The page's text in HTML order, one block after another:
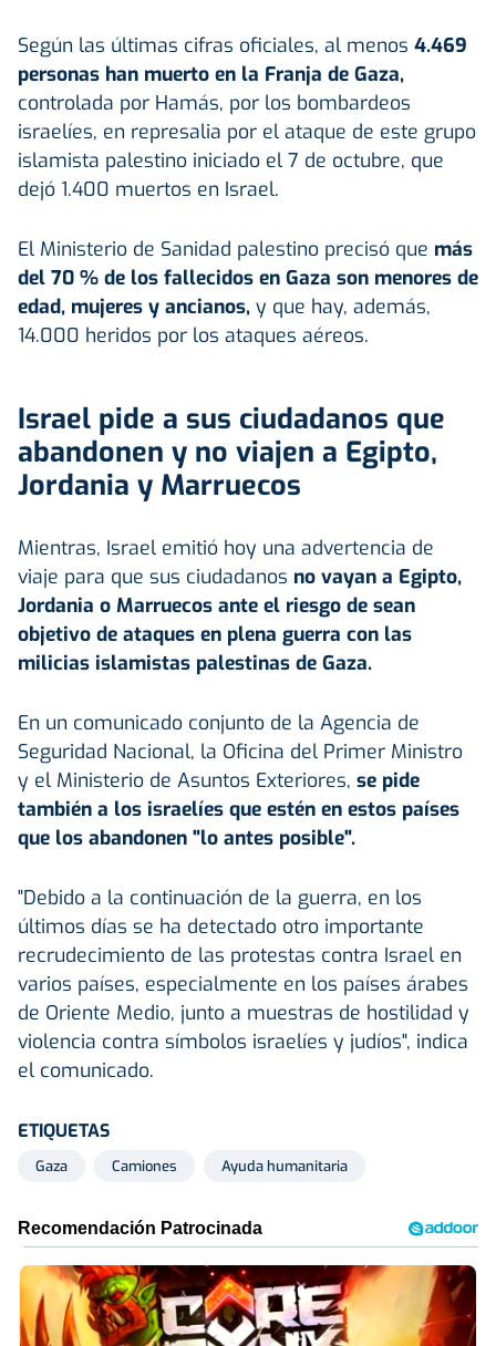
Según las últimas cifras oficiales, al menos 4.469
personas han muerto en la Franja de Gaza,
controlada por Hamás, por los bombardeos
israelíes, en represalia por el ataque de este grupo
islamista palestino iniciado el 7 de octubre, que
dejó 1.400 muertos en Israel.
El Ministerio de Sanidad palestino precisó que más
del 70 % de los fallecidos en Gaza son menores de
edad, mujeres y ancianos, y que hay, además,
14.000 heridos por los ataques aéreos.
Israel pide a sus ciudadanos que
abandonen y no viajen a Egipto,
Jordania y Marruecos
Mientras, Israel emitió hoy una advertencia de
viaje para que sus ciudadanos no vayan a Egipto,
Jordania o Marruecos ante el riesgo de sean
objetivo de ataques en plena guerra con las
milicias islamistas palestinas de Gaza.
En un comunicado conjunto de la Agencia de
Seguridad Nacional, la Oficina del Primer Ministro
y el Ministerio de Asuntos Exteriores, se pide
también a los israelíes que estén en estos países
que los abandonen "lo antes posible".
"Debido a la continuación de la guerra, en los
últimos días se ha detectado otro importante
recrudecimiento de las protestas contra Israel en
varios países, especialmente en los países árabes
de Oriente Medio, junto a muestras de hostilidad y
violencia contra símbolos israelíes y judíos", indica
el comunicado.
ETIQUETAS
Gaza Camiones Ayuda humanitaria